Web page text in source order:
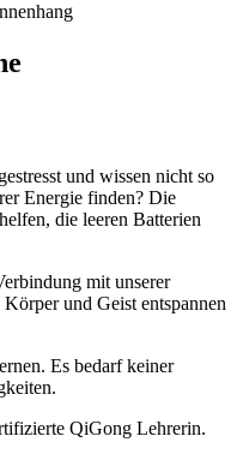
und wissen nicht so
Energie finden? Die
die leeren Batterien
mit unserer
und Geist entspannen
Es bedarf keiner
QiGong Lehrerin.